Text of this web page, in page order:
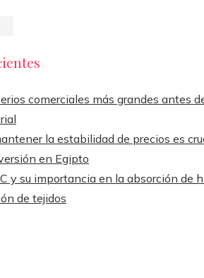
comerciales más grandes antes
la estabilidad de precios es
en Egipto
y su importancia en la absorción de
de tejidos